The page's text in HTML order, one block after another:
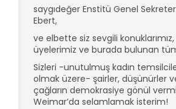
saygıdeğer Enstitü Genel
Ebert,
ve elbette siz sevgili
üyelerimiz ve burada bulunan
Sizleri -unutulmuş kadın
olmak üzere- şairler, düşünürler
çağların demokrasiye gönül
Weimar’da selamlamak isterim!